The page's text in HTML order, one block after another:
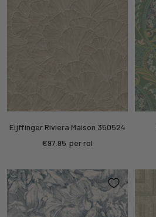
Eijffinger Riviera Maison 350524
Kortings
€97,95 per rol